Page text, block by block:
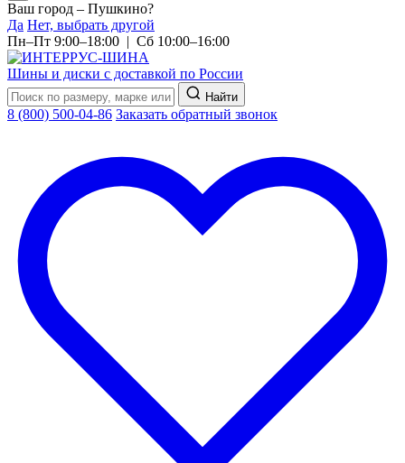
Ваш город – Пушкино?
Да Нет, выбрать другой
Пн–Пт 9:00–18:00 | Сб 10:00–16:00
Шины и диски с доставкой по России
Найти
8 (800) 500-04-86 Заказать обратный звонок